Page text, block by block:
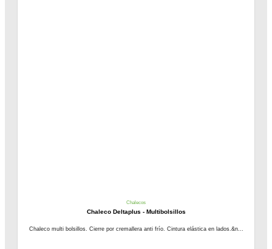
Chalecos
Chaleco Deltaplus - Multibolsillos
Chaleco multi bolsillos. Cierre por cremallera anti frío. Cintura elástica en lados.&n...